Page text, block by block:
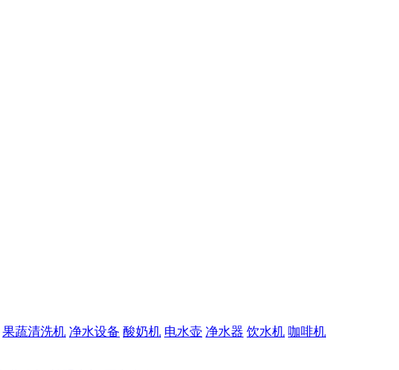
果蔬清洗机 净水设备 酸奶机 电水壶 净水器 饮水机 咖啡机